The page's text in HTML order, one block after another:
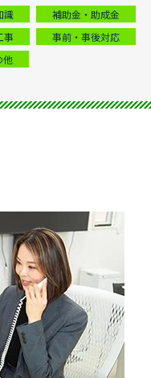
識
補助金・助成金
事
事前・事後対応
他